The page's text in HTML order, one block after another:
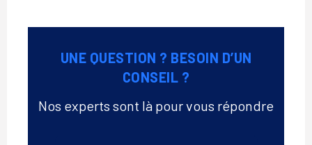
UNE QUESTION ? BESOIN D’UN
CONSEIL ?
Nos experts sont là pour vous répondre